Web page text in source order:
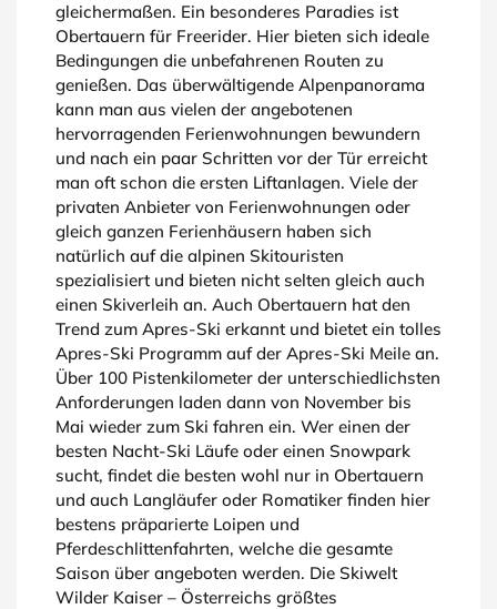
gleichermaßen. Ein besonderes Paradies ist
Obertauern für Freerider. Hier bieten sich ideale
Bedingungen die unbefahrenen Routen zu
genießen. Das überwältigende Alpenpanorama
kann man aus vielen der angebotenen
hervorragenden Ferienwohnungen bewundern
und nach ein paar Schritten vor der Tür erreicht
man oft schon die ersten Liftanlagen. Viele der
privaten Anbieter von Ferienwohnungen oder
gleich ganzen Ferienhäusern haben sich
natürlich auf die alpinen Skitouristen
spezialisiert und bieten nicht selten gleich auch
einen Skiverleih an. Auch Obertauern hat den
Trend zum Apres-Ski erkannt und bietet ein tolles
Apres-Ski Programm auf der Apres-Ski Meile an.
Über 100 Pistenkilometer der unterschiedlichsten
Anforderungen laden dann von November bis
Mai wieder zum Ski fahren ein. Wer einen der
besten Nacht-Ski Läufe oder einen Snowpark
sucht, findet die besten wohl nur in Obertauern
und auch Langläufer oder Romatiker finden hier
bestens präparierte Loipen und
Pferdeschlittenfahrten, welche die gesamte
Saison über angeboten werden. Die Skiwelt
Wilder Kaiser – Österreichs größtes